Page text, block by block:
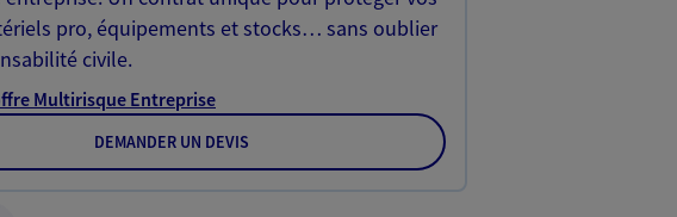
pro, équipements et stocks… sans oublier
civile.
Multirisque Entreprise
DEMANDER UN DEVIS